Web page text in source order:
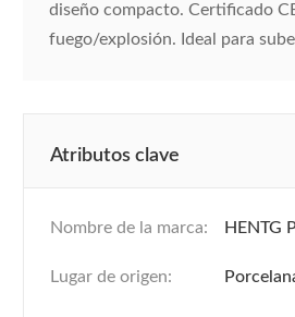
diseño compacto. Certificado
fuego/explosión. Ideal para
Atributos clave
Nombre de la marca: HENTG
Lugar de origen: